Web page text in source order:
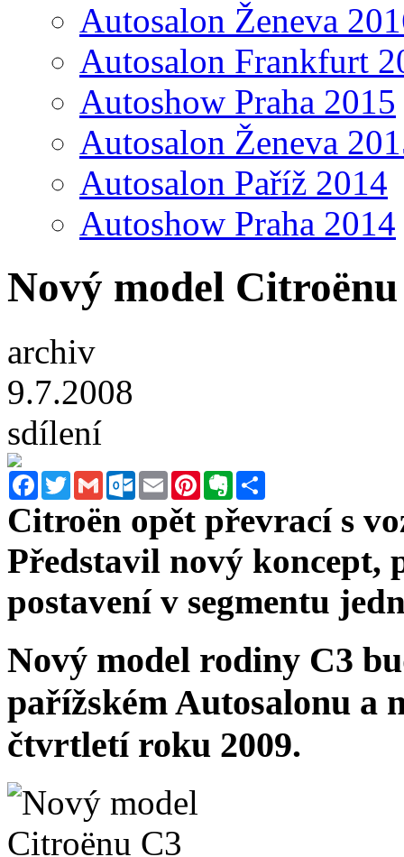
Autosalon Ženeva
Autosalon Frankfurt
Autoshow Praha 2015
Autosalon Ženeva
Autosalon Paříž 2014
Autoshow Praha 2014
Nový model Citroënu
archiv
9.7.2008
sdílení
FacebookTwitterGmail Outlook.com
Email PinterestEvernote
Citroën opět převrací s
Představil nový koncept,
postavení v segmentu
Nový model rodiny C3
pařížském Autosalonu a
čtvrtletí roku 2009.